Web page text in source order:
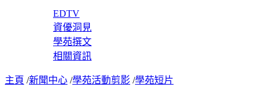
EDTV
資優洞見
學苑撰文
相關資訊
主頁 /新聞中心 /學苑活動剪影 /學苑短片